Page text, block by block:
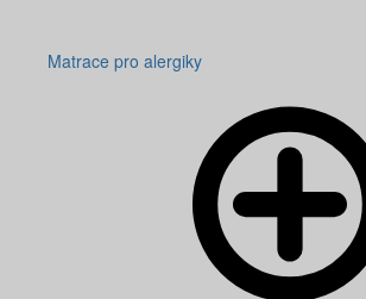
Matrace pro alergiky